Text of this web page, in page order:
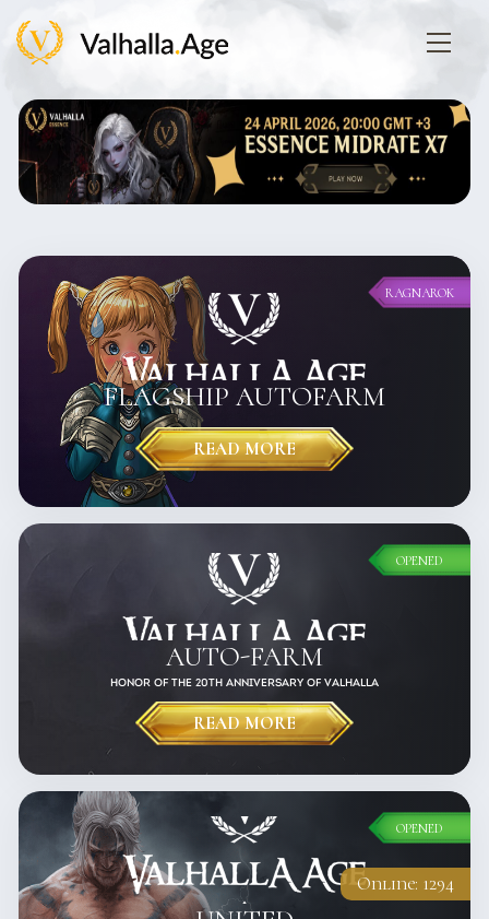
RAGNAROK
FLAGSHIP AUTOFARM
READ MORE
OPENED
AUTO-FARM
HONOR OF THE 20TH ANNIVERSARY OF VALHALLA
READ MORE
OPENED
Online: 1294